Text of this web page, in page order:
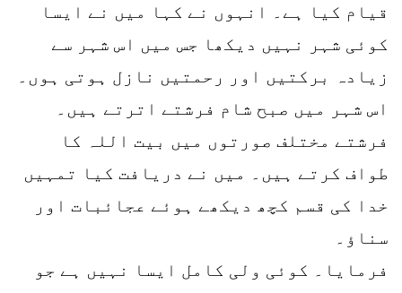
قیام کیا ہے۔ انہوں نے کہا میں نے ایسا
کوئی شہر نہیں دیکھا جس میں اس شہر سے
زیادہ برکتیں اور رحمتیں نازل ہوتی ہوں۔
اس شہر میں صبح شام فرشتے اترتے ہیں۔
فرشتے مختلف صورتوں میں بیت اللہ کا
طواف کرتے ہیں۔ میں نے دریافت کیا تمہیں
خدا کی قسم کچھ دیکھے ہوئے عجائبات اور
سناؤ۔
فرمایا۔ کوئی ولی کامل ایسا نہیں ہے جو